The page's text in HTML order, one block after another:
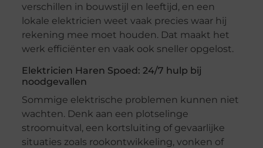
verschillen in bouwstijl en leeftijd, en een
lokale elektricien weet vaak precies waar hij
rekening mee moet houden. Dat maakt het
werk efficiënter en vaak ook sneller opgelost.
Elektricien Haren Spoed: 24/7 hulp bij
noodgevallen
Sommige elektrische problemen kunnen niet
wachten. Denk aan een plotselinge
stroomuitval, een kortsluiting of gevaarlijke
situaties zoals rookontwikkeling, vonken of